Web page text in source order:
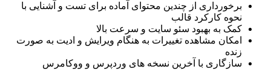
برخورداری از چندین محتوای آماده برای تست و آشنایی با
نحوه کارکرد قالب
کمک به بهبود سئو سایت و سرعت بالا
امکان مشاهده تغییرات به هنگام ویرایش و ادیت به صورت
زنده
سازگاری با آخرین نسخه های وردپرس و ووکامرس